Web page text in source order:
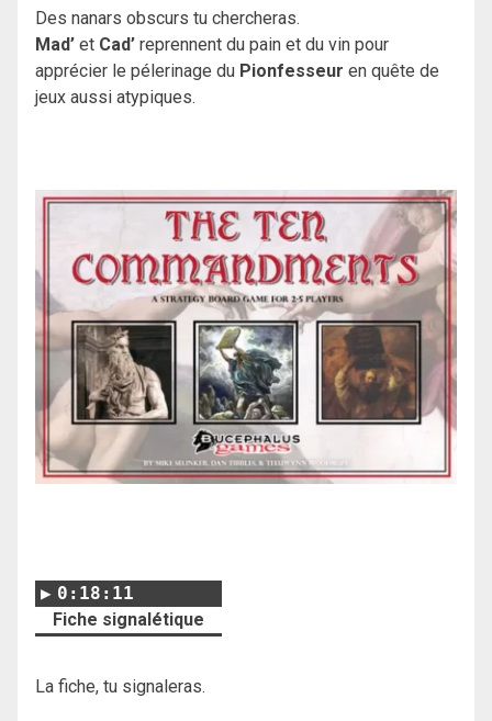
Des nanars obscurs tu chercheras.
Mad’ et Cad’ reprennent du pain et du vin pour
apprécier le pélerinage du Pionfesseur en quête de
jeux aussi atypiques.
0:18:11
Fiche signalétique
La fiche, tu signaleras.